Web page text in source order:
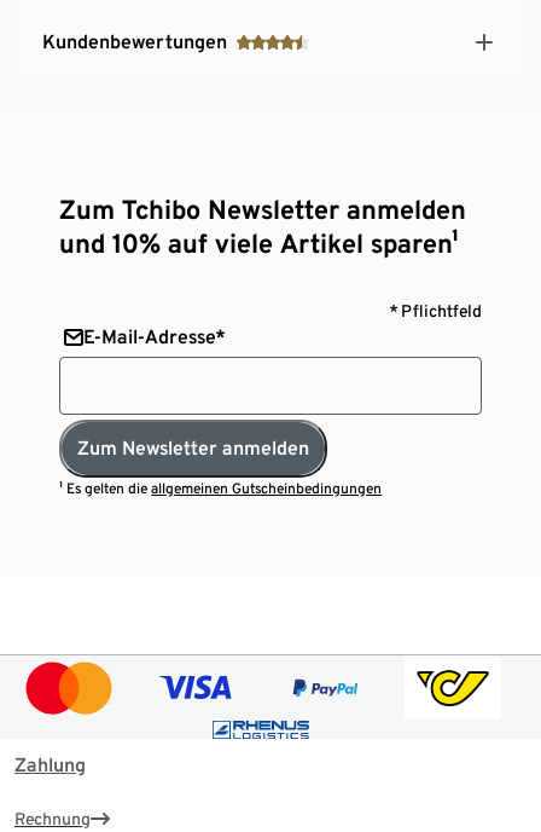
Kundenbewertungen
Zum Tchibo Newsletter anmelden
und 10% auf viele Artikel sparen¹
* Pflichtfeld
E-Mail-Adresse*
Zum Newsletter anmelden
¹ Es gelten dieallgemeinen Gutscheinbedingungen
Zahlung
Rechnung